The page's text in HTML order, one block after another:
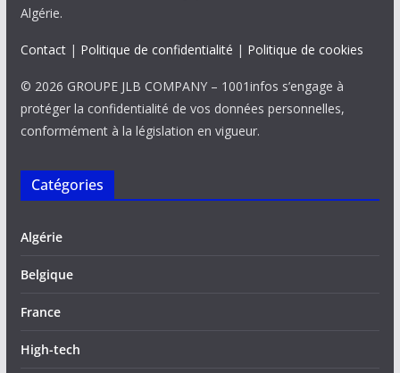
Algérie.
Contact| Politique de confidentialité | Politique de cookies
© 2026 GROUPE JLB COMPANY – 1001infos s’engage à
protéger la confidentialité de vos données personnelles,
conformément à la législation en vigueur.
Catégories
Algérie
Belgique
France
High-tech